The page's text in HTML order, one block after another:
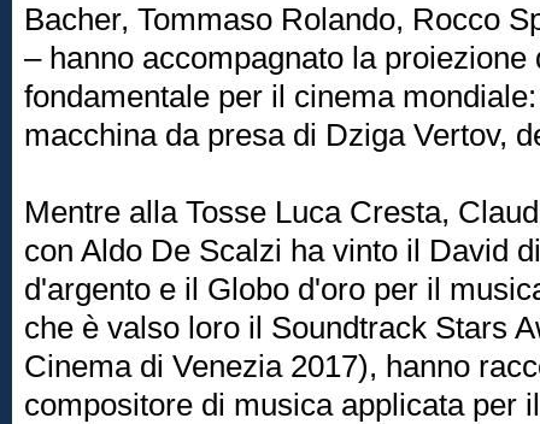
Bacher, Tommaso Rolando, Rocco
– hanno accompagnato la proiezione
fondamentale per il cinema mondiale:
macchina da presa di Dziga Vertov,
Mentre alla Tosse Luca Cresta,
con Aldo De Scalzi ha vinto il David
d'argento e il Globo d'oro per il
che è valso loro il Soundtrack Stars
Cinema di Venezia 2017), hanno
compositore di musica applicata per